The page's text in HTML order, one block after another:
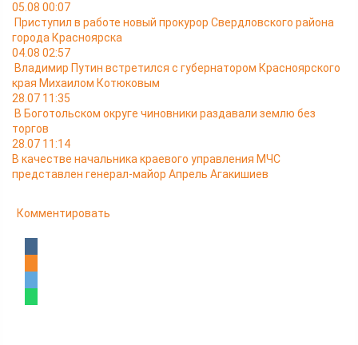
05.08 00:07
Приступил в работе новый прокурор Свердловского района
города Красноярска
04.08 02:57
Владимир Путин встретился с губернатором Красноярского
края Михаилом Котюковым
28.07 11:35
В Боготольском округе чиновники раздавали землю без
торгов
28.07 11:14
В качестве начальника краевого управления МЧС
представлен генерал-майор Апрель Агакишиев
Комментировать